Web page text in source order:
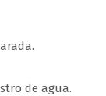
de agua.